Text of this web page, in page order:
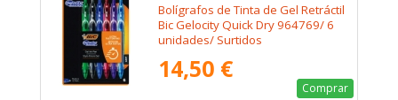
Bolígrafos de Tinta de Gel Retráctil
Bic Gelocity Quick Dry 964769/ 6
unidades/ Surtidos
14,50 €
Comprar